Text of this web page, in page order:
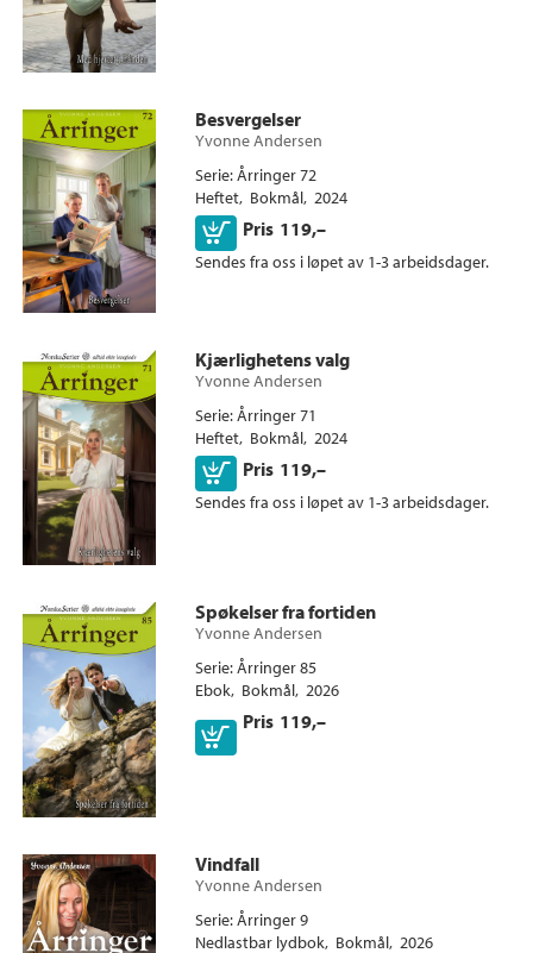
Besvergelser
Yvonne Andersen
Serie Årringer 72
Heftet Bokmål 2024
Pris 119,–
Kjøp
Sendes fra oss i løpet av 1-3 arbeidsdager.
Kjærlighetens valg
Yvonne Andersen
Serie Årringer 71
Heftet Bokmål 2024
Pris 119,–
Kjøp
Sendes fra oss i løpet av 1-3 arbeidsdager.
Ebok
Spøkelser fra fortiden
Yvonne Andersen
Serie Årringer 85
Ebok Bokmål 2026
Pris 119,–
Vindfall
Yvonne Andersen
Serie Årringer 9
Nedlastbar lydbok
Bokmål 2026